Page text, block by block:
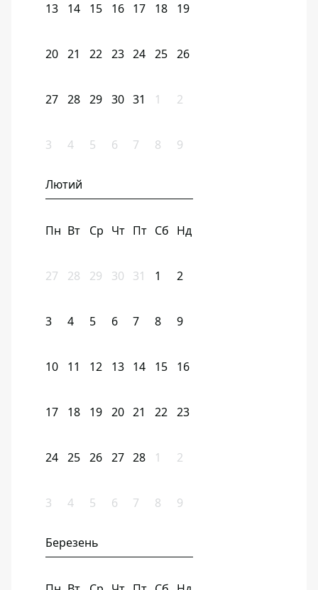
13 14 15 16 17 18 19
20 21 22 23 24 25 26
27 28 29 30 31 1 2
3 4 5 6 7 8 9
Лютий
Пн Вт Ср Чт Пт Сб Нд
27 28 29 30 31 1 2
3 4 5 6 7 8 9
10 11 12 13 14 15 16
17 18 19 20 21 22 23
24 25 26 27 28 1 2
3 4 5 6 7 8 9
Березень